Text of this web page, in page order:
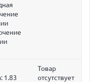
1.83
Товар
отсутствует